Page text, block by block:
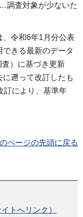
調査対象が少ないた
令和6年1月分公表
きる最新のデータ
査）に基づき更新
に遡って改訂したも
訂により、基準年
ページの先頭に戻る
トへリンク）